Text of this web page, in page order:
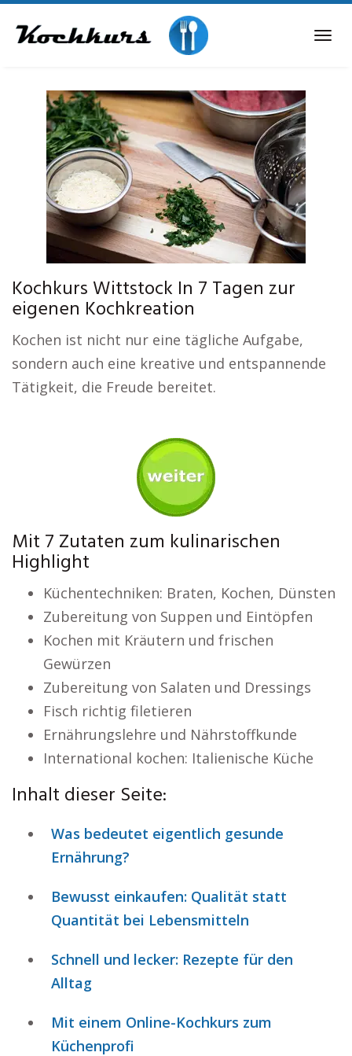
Kochkurs Wittstock In 7 Tagen zur
eigenen Kochkreation
Kochen ist nicht nur eine tägliche Aufgabe,
sondern auch eine kreative und entspannende
Tätigkeit, die Freude bereitet.
Mit 7 Zutaten zum kulinarischen
Highlight
Küchentechniken: Braten, Kochen, Dünsten
Zubereitung von Suppen und Eintöpfen
Kochen mit Kräutern und frischen
Gewürzen
Zubereitung von Salaten und Dressings
Fisch richtig filetieren
Ernährungslehre und Nährstoffkunde
International kochen: Italienische Küche
Inhalt dieser Seite:
Was bedeutet eigentlich gesunde
Ernährung?
Bewusst einkaufen: Qualität statt
Quantität bei Lebensmitteln
Schnell und lecker: Rezepte für den
Alltag
Mit einem Online-Kochkurs zum
Küchenprofi